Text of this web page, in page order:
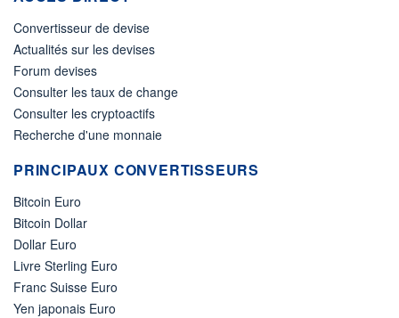
Convertisseur de devise
Actualités sur les devises
Forum devises
Consulter les taux de change
Consulter les cryptoactifs
Recherche d'une monnaie
PRINCIPAUX CONVERTISSEURS
Bitcoin Euro
Bitcoin Dollar
Dollar Euro
Livre Sterling Euro
Franc Suisse Euro
Yen japonais Euro